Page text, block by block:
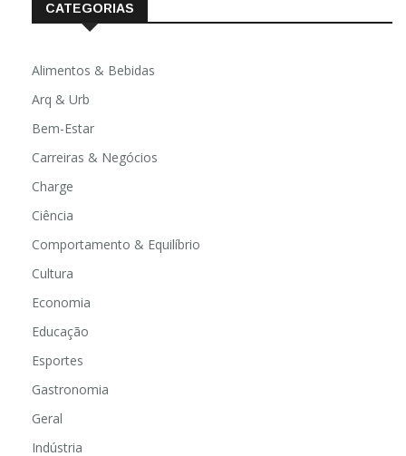
CATEGORIAS
Alimentos & Bebidas
Arq & Urb
Bem-Estar
Carreiras & Negócios
Charge
Ciência
Comportamento & Equilíbrio
Cultura
Economia
Educação
Esportes
Gastronomia
Geral
Indústria